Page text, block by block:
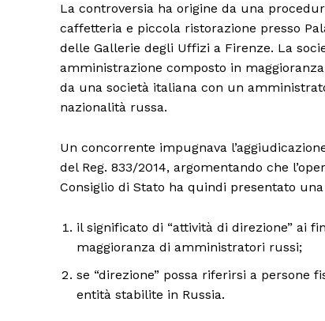
La controversia ha origine da una
caffetteria e piccola ristorazione presso
delle Gallerie degli Uffizi a Firenze. La
amministrazione composto in
da una società italiana con un
nazionalità russa.
Un concorrente impugnava
del Reg. 833/2014, argomentando che
Consiglio di Stato ha quindi presentato
il significato di “attività di direzione” ai
maggioranza di amministratori russi;
se “direzione” possa riferirsi a persone
entità stabilite in Russia.